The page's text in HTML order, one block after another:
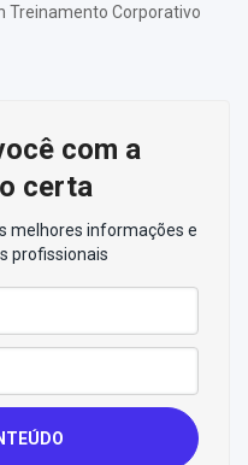
Treinamento Corporativo
com a
certa
melhores informações e
profissionais